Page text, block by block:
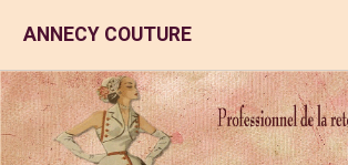
ANNECY COUTURE